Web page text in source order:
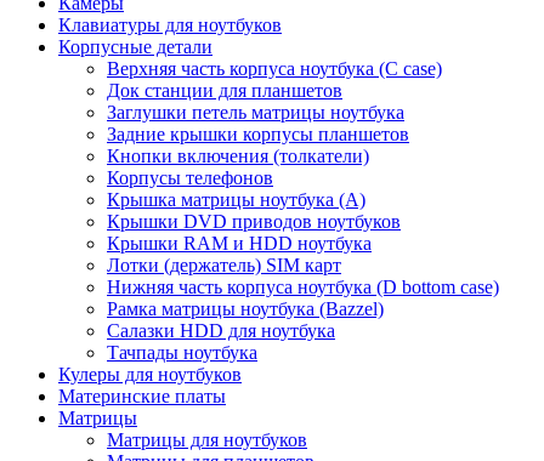
Клавиатуры для ноутбуков
Корпусные детали
Верхняя часть корпуса ноутбука (С case)
Док станции для планшетов
Заглушки петель матрицы ноутбука
Задние крышки корпусы планшетов
Кнопки включения (толкатели)
Корпусы телефонов
Крышка матрицы ноутбука (A)
Крышки DVD приводов ноутбуков
Крышки RAM и HDD ноутбука
Лотки (держатель) SIM карт
Нижняя часть корпуса ноутбука (D bottom case)
Рамка матрицы ноутбука (Bazzel)
Салазки HDD для ноутбука
Тачпады ноутбука
Кулеры для ноутбуков
Материнские платы
Матрицы
Матрицы для ноутбуков